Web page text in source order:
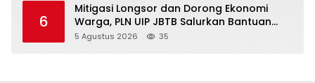
6
Mitigasi Longsor dan Dorong Ekonomi
Warga, PLN UIP JBTB Salurkan Bantuan
Konservasi 4.000 Pohon Aren Genjah Asal
5 Agustus 2026 35